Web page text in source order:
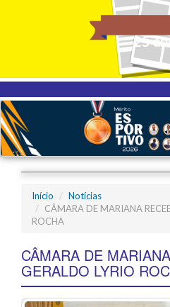
25
Início
Notícias
CÂMARA DE MARIANA
ROCHA
CÂMARA DE
GERALDO LYRIO